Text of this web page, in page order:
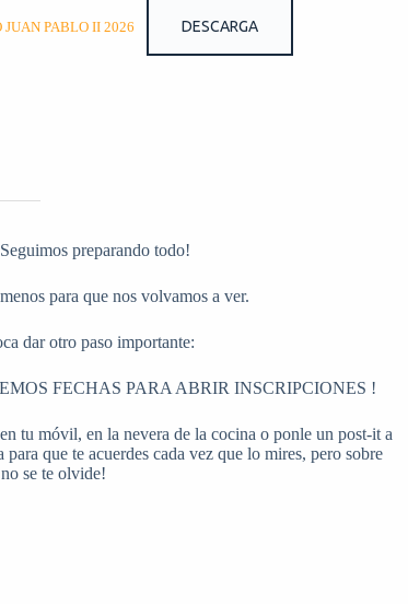
PABLO II 2026 DESCARGA
preparando todo!
para que nos volvamos a ver.
dar otro paso importante:
FECHAS PARA ABRIR INSCRIPCIONES !
tu móvil, en la nevera de la cocina o ponle un post-it a
para que te acuerdes cada vez que lo mires, pero sobre
se te olvide!